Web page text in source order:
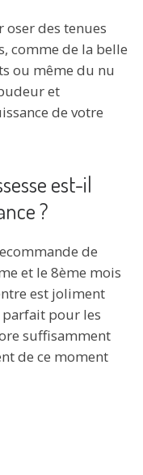
oser des tenues
comme de la belle
ou même du nu
et
de votre
est-il
?
de
et le 8ème mois
est joliment
pour les
suffisamment
de ce moment